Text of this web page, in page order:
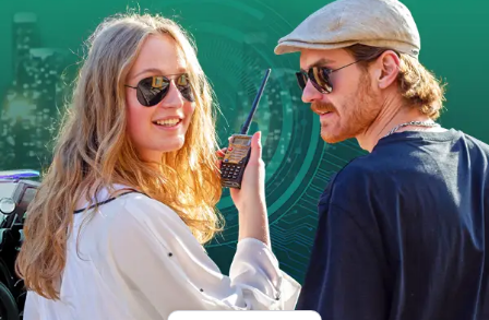
INT AT CH
DE
ES
FR UK
IE
IT
NL
Boek tickets
Koop cadeaubonnen